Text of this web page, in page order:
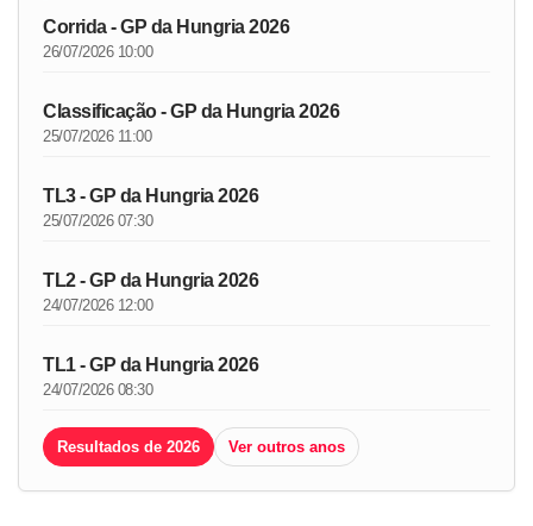
Corrida - GP da Hungria 2026
26/07/2026 10:00
Classificação - GP da Hungria 2026
25/07/2026 11:00
TL3 - GP da Hungria 2026
25/07/2026 07:30
TL2 - GP da Hungria 2026
24/07/2026 12:00
TL1 - GP da Hungria 2026
24/07/2026 08:30
Resultados de 2026 Ver outros anos